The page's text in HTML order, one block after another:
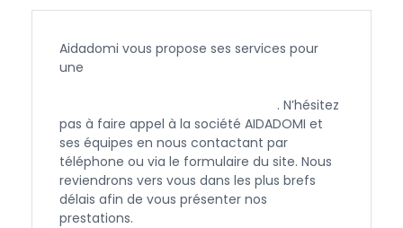
Aidadomi vous propose ses services pour
une
. N’hésitez
pas à faire appel à la société AIDADOMI et
ses équipes en nous contactant par
téléphone ou via le formulaire du site. Nous
reviendrons vers vous dans les plus brefs
délais afin de vous présenter nos
prestations.